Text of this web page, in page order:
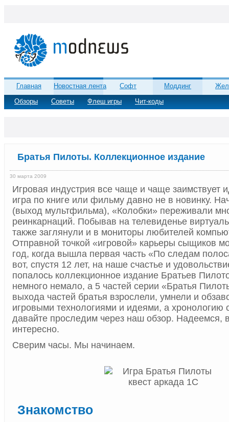
Главная Новостная лента
Софт
Обзоры
Советы Флеш игры Чит-коды
Моддинг
Братья Пилоты. Коллекционное издание
30 марта 2009
Игровая индустрия все чаще и чаще заимствует
игра по книге или фильму давно не в новинку.
(выход мультфильма), «Колобки» переживали
реинкарнаций. Побывав на телевиденье
также заглянули и в мониторы любителей
Отправной точкой «игровой» карьеры сыщиков
год, когда вышла первая часть «По следам
вот, спустя 12 лет, на наше счастье и
попалось коллекционное издание Братьев
немного немало, а 5 частей серии «Братья
выхода частей братья взрослели, умнели и
игровыми технологиями и идеями, а хронологию
давайте проследим через наш обзор. Надеемся,
интересно.
Сверим часы. Мы начинаем.
Знакомство